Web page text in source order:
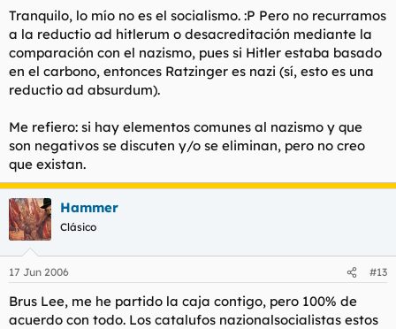
Tranquilo, lo mío no es el socialismo. :P Pero no recurramos
a la reductio ad hitlerum o desacreditación mediante la
comparación con el nazismo, pues si Hitler estaba basado
en el carbono, entonces Ratzinger es nazi (sí, esto es una
reductio ad absurdum).
Me refiero: si hay elementos comunes al nazismo y que
son negativos se discuten y/o se eliminan, pero no creo
que existan.
Hammer
Clásico
17 Jun 2006 #13
Brus Lee, me he partido la caja contigo, pero 100% de
acuerdo con todo. Los catalufos nazionalsocialistas estos